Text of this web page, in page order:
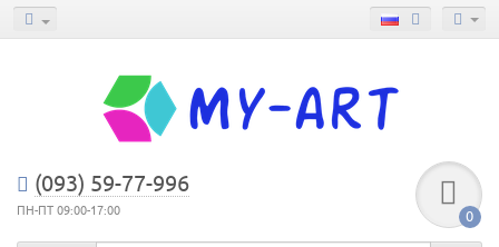
(093) 59-77-996
ПН-ПТ 09:00-17:00 0